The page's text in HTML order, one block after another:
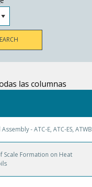
las columnas
- ATC-E, ATC-ES, ATWB
Scale Formation on Heat